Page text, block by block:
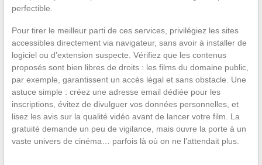
perfectible.
Pour tirer le meilleur parti de ces services, privilégiez les sites
accessibles directement via navigateur, sans avoir à installer de
logiciel ou d’extension suspecte. Vérifiez que les contenus
proposés sont bien libres de droits : les films du domaine public,
par exemple, garantissent un accès légal et sans obstacle. Une
astuce simple : créez une adresse email dédiée pour les
inscriptions, évitez de divulguer vos données personnelles, et
lisez les avis sur la qualité vidéo avant de lancer votre film. La
gratuité demande un peu de vigilance, mais ouvre la porte à un
vaste univers de cinéma… parfois là où on ne l’attendait plus.